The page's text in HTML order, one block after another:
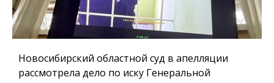
Новосибирский областной суд в апелляции
рассмотрела дело по иску Генеральной